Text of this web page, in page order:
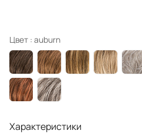
Цвет : auburn
Характеристики